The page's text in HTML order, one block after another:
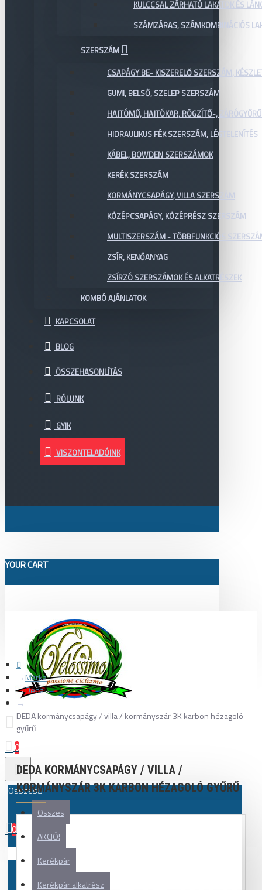
KULCCSAL ZÁRHATÓ LAKATOK ÉS
SZÁMZÁRAS, SZÁMKOMBINÁCIÓS
SZERSZÁM
CSAPÁGY BE- KISZERELŐ SZERSZÁM,
GUMI, BELSŐ, SZELEP SZERSZÁM
HAJTÓMŰ, HAJTÓKAR, RÖGZÍTŐ-,
HIDRAULIKUS FÉK SZERSZÁM, LÉGTELENÍTÉS
KÁBEL, BOWDEN SZERSZÁMOK
KERÉK SZERSZÁM
KORMÁNYCSAPÁGY, VILLA SZERSZÁM
KÖZÉPCSAPÁGY, KÖZÉPRÉSZ SZERSZÁM
MULTISZERSZÁM - TÖBBFUNKCIÓS
ZSÍR, KENŐANYAG
ZSÍRZÓ SZERSZÁMOK ÉS ALKATRÉSZEK
KOMBÓ AJÁNLATOK
KAPCSOLAT
BLOG
ÖSSZEHASONLÍTÁS
RÓLUNK
GYIK
VISZONTELADÓINK
YOUR CART
0
Összes
Összes
AKCIÓ!
Kerékpár
Kerékpár alkatrész
0
Márka
Deda
DEDA kormánycsapágy / villa / kormányszár 3K karbon hézagoló
gyűrű
DEDA KORMÁNYCSAPÁGY / VILLA /
KORMÁNYSZÁR 3K KARBON HÉZAGOLÓ GYŰRŰ